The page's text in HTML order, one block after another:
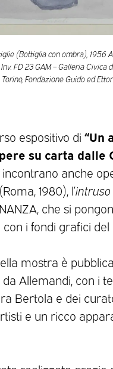
(Bottiglia con ombra), 1956
FD 23 GAM – Galleria Civica
Fondazione Guido ed
espositivo di “Un
su carta dalle
incontrano anche
(Roma, 1980), l’intruso
che si
i fondi grafici del
mostra è
Allemandi, con i
Bertola e dei
e un ricco